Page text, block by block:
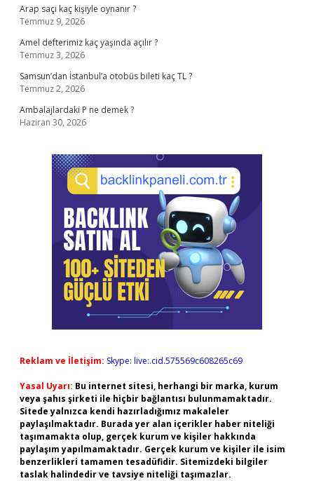
Arap saçı kaç kişiyle oynanır ?
Temmuz 9, 2026
Amel defterimiz kaç yaşında açılır ?
Temmuz 3, 2026
Samsun’dan İstanbul’a otobüs bileti kaç TL ?
Temmuz 2, 2026
Ambalajlardaki P ne demek ?
Haziran 30, 2026
Reklam ve İletişim: Skype: live:.cid.575569c608265c69
Yasal Uyarı: Bu internet sitesi, herhangi bir marka, kurum
veya şahıs şirketi ile hiçbir bağlantısı bulunmamaktadır.
Sitede yalnızca kendi hazırladığımız makaleler
paylaşılmaktadır. Burada yer alan içerikler haber niteliği
taşımamakta olup, gerçek kurum ve kişiler hakkında
paylaşım yapılmamaktadır. Gerçek kurum ve kişiler ile isim
benzerlikleri tamamen tesadüfidir. Sitemizdeki bilgiler
taslak halindedir ve tavsiye niteliği taşımazlar.